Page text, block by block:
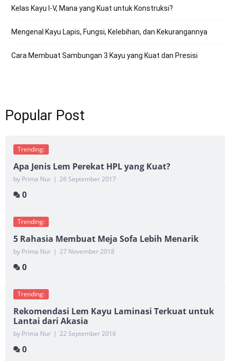
Kelas Kayu I-V, Mana yang Kuat untuk Konstruksi?
Mengenal Kayu Lapis, Fungsi, Kelebihan, dan Kekurangannya
Cara Membuat Sambungan 3 Kayu yang Kuat dan Presisi
Popular Post
Trending:
Apa Jenis Lem Perekat HPL yang Kuat?
by Prima Nur | 26 September 2017
0
Trending:
5 Rahasia Membuat Meja Sofa Lebih Menarik
by Prima Nur | 27 November 2018
0
Trending:
Rekomendasi Lem Kayu Laminasi Terkuat untuk
Lantai dari Akasia
by Prima Nur | 22 September 2016
0